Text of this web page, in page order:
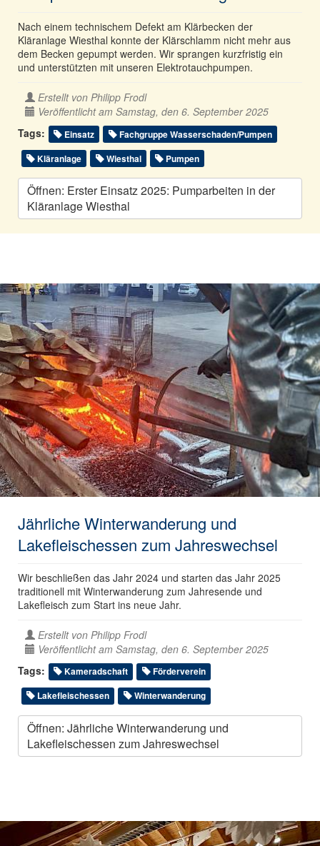
Nach einem technischem Defekt am Klärbecken der
Kläranlage Wiesthal konnte der Klärschlamm nicht mehr aus
dem Becken gepumpt werden. Wir sprangen kurzfristig ein
und unterstützten mit unseren Elektrotauchpumpen.
Erstellt von Philipp Frodl
Veröffentlicht am Samstag, den 6. September 2025
Tags:
Einsatz
Fachgruppe Wasserschaden/Pumpen
Kläranlage
Wiesthal Pumpen
Öffnen: Erster Einsatz 2025: Pumparbeiten in der
Kläranlage Wiesthal
Jährliche Winterwanderung und
Lakefleischessen zum Jahreswechsel
Wir beschließen das Jahr 2024 und starten das Jahr 2025
traditionell mit Winterwanderung zum Jahresende und
Lakefleisch zum Start ins neue Jahr.
Erstellt von Philipp Frodl
Veröffentlicht am Samstag, den 6. September 2025
Tags:
Kameradschaft
Förderverein
Lakefleischessen
Winterwanderung
Öffnen: Jährliche Winterwanderung und
Lakefleischessen zum Jahreswechsel